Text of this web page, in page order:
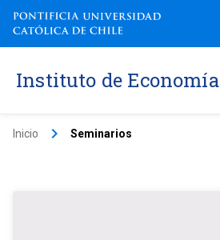
Instituto de Economía
Inicio keyboard_arrow_right Seminarios